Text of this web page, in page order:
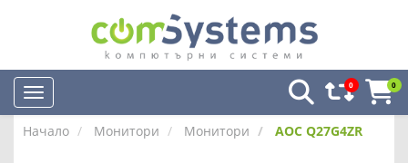
0 0
Начало Монитори Монитори AOC Q27G4ZR